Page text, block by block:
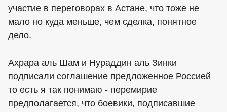
участие в переговорах в Астане, что тоже не
мало но куда меньше, чем сделка, понятное
дело.
Ахрара аль Шам и Нураддин аль Зинки
подписали соглашение предложенное Россией
то есть я так понимаю - перемирие
предполагается, что боевики, подписавшие